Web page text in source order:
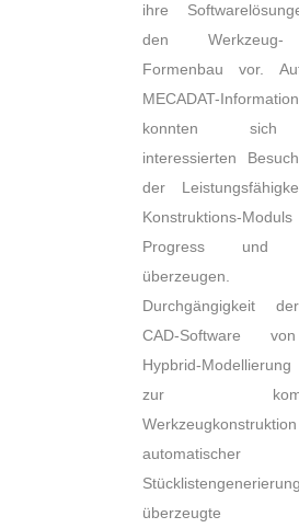
ihre
den
Formenbau vor.
MECADAT-
konnten
interessierten
der
Konstruktions-
Progress und
Durchgängigkeit
CAD-Software
Hypbrid-
zur
automatischer
Stücklistengenerierung